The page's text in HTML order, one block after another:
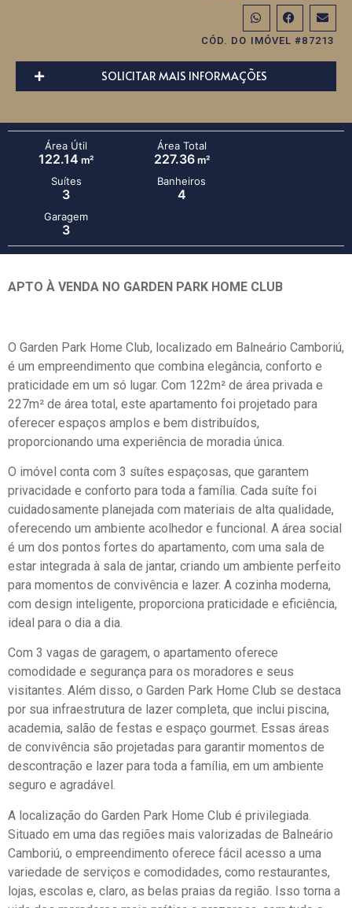
CÓD. DO IMÓVEL #87213
SOLICITAR MAIS INFORMAÇÕES
Área Útil
122.14 m²
Área Total
227.36m²
Suítes
3
Banheiros
4
Garagem
3
APTO À VENDA NO GARDEN PARK HOME CLUB
O Garden Park Home Club, localizado em Balneário Camboriú,
é um empreendimento que combina elegância, conforto e
praticidade em um só lugar. Com 122m² de área privada e
227m² de área total, este apartamento foi projetado para
oferecer espaços amplos e bem distribuídos,
proporcionando uma experiência de moradia única.
O imóvel conta com 3 suítes espaçosas, que garantem
privacidade e conforto para toda a família. Cada suíte foi
cuidadosamente planejada com materiais de alta qualidade,
oferecendo um ambiente acolhedor e funcional. A área social
é um dos pontos fortes do apartamento, com uma sala de
estar integrada à sala de jantar, criando um ambiente perfeito
para momentos de convivência e lazer. A cozinha moderna,
com design inteligente, proporciona praticidade e eficiência,
ideal para o dia a dia.
Com 3 vagas de garagem, o apartamento oferece
comodidade e segurança para os moradores e seus
visitantes. Além disso, o Garden Park Home Club se destaca
por sua infraestrutura de lazer completa, que inclui piscina,
academia, salão de festas e espaço gourmet. Essas áreas
de convivência são projetadas para garantir momentos de
descontração e lazer para toda a família, em um ambiente
seguro e agradável.
A localização do Garden Park Home Club é privilegiada.
Situado em uma das regiões mais valorizadas de Balneário
Camboriú, o empreendimento oferece fácil acesso a uma
variedade de serviços e comodidades, como restaurantes,
lojas, escolas e, claro, as belas praias da região. Isso torna a